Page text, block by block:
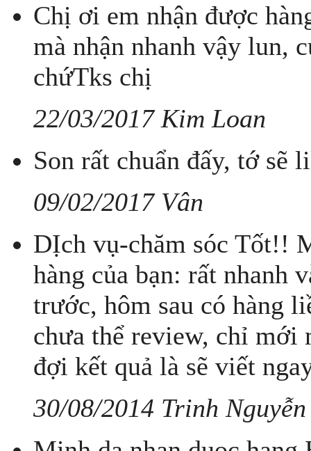
Chị ơi em nhận được
mà nhận nhanh vậy lun,
chứTks chị
22/03/2017 Kim Loan
Son rất chuẩn đấy, tớ sẽ
09/02/2017 Vân
DỊch vụ-chăm sóc Tốt!!
hàng của bạn: rất nhanh
trước, hôm sau có hàng
chưa thể review, chỉ mới
đợi kết quả là sẽ viết
30/08/2014 Trinh Nguyễn